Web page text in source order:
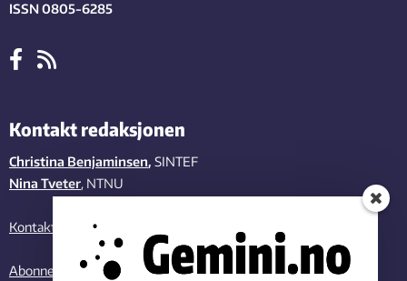
ISSN 0805-6285
Kontakt redaksjonen
Christina Benjaminsen, SINTEF
Nina Tveter, NTNU
Kontakt oss
Abonner på vårt nyhetsbrev